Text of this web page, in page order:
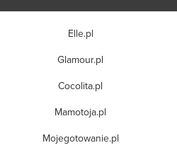
Elle.pl
Glamour.pl
Cocolita.pl
Mamotoja.pl
Mojegotowanie.pl